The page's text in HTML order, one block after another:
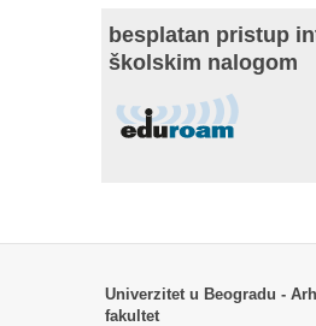
besplatan pristup
školskim nalogom
Univerzitet u Beogradu -
fakultet